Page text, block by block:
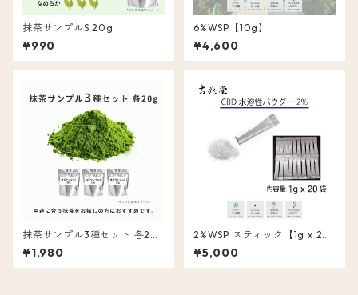
抹茶サンプルS 20g
¥990
6%WSP【10g】
¥4,600
抹茶サンプル3種セット 各20
g
¥1,980
2%WSP スティック【1g x 20
包】
¥5,000